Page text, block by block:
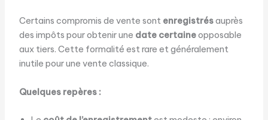
Certains compromis de vente sont enregistrésauprès
des impôts pour obtenir une date certaineopposable
aux tiers. Cette formalité est rare et généralement
inutile pour une vente classique.
Quelques repères :